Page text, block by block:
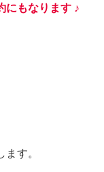
にもなります ♪
す。